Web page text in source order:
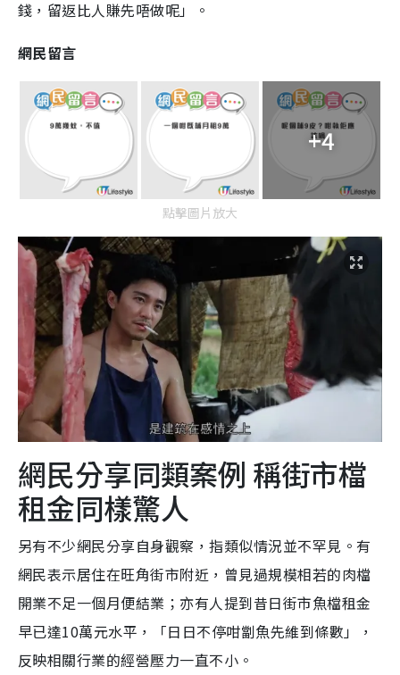
錢，留返比人賺先唔做呢」。
網民留言
+4
點擊圖片放大
網民分享同類案例 稱街市檔
租金同樣驚人
另有不少網民分享自身觀察，指類似情況並不罕見。有
網民表示居住在旺角街市附近，曾見過規模相若的肉檔
開業不足一個月便結業；亦有人提到昔日街市魚檔租金
早已達10萬元水平，「日日不停咁劏魚先維到條數」，
反映相關行業的經營壓力一直不小。